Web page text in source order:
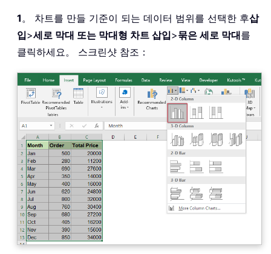
1。 차트를 만들 기준이 되는 데이터 범위를 선택한 후삽
입>세로 막대 또는 막대형 차트 삽입>묶은 세로 막대를
클릭하세요。 스크린샷 참조：